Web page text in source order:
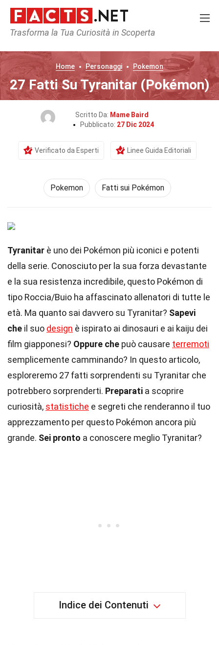
Trasforma la Tua Curiosità in Scoperta
Home Personaggi Pokemon
27 Fatti Su Tyranitar (Pokémon)
Scritto Da: Mame Baird
Pubblicato: 27 Dic 2024
Verificato da Esperti Linee Guida Editoriali
Pokemon Fatti sui Pokémon
Tyranitar è uno dei Pokémon più iconici e potenti
della serie. Conosciuto per la sua forza devastante
e la sua resistenza incredibile, questo Pokémon di
tipo Roccia/Buio ha affascinato allenatori di tutte le
età. Ma quanto sai davvero su Tyranitar? Sapevi
che il suo design è ispirato ai dinosauri e ai kaiju dei
film giapponesi? Oppure che può causare terremoti
semplicemente camminando? In questo articolo,
esploreremo 27 fatti sorprendenti su Tyranitar che
potrebbero sorprenderti. Preparati a scoprire
curiosità, statistiche e segreti che renderanno il tuo
apprezzamento per questo Pokémon ancora più
grande. Sei pronto a conoscere meglio Tyranitar?
Indice dei Contenuti